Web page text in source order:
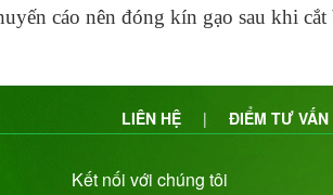
cáo nên đóng kín gạo sau khi cắt
LIÊN HỆ | ĐIỂM TƯ VẤN
Kết nối với chúng tôi